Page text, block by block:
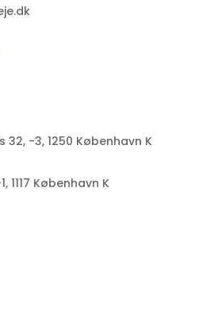
-3, 1250 København K
1117 København K